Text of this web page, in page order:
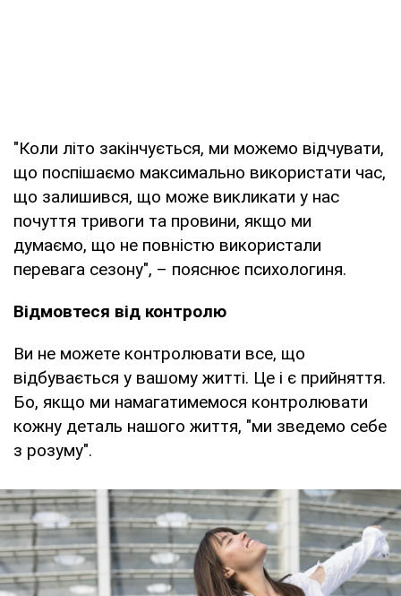
"Коли літо закінчується, ми можемо відчувати,
що поспішаємо максимально використати час,
що залишився, що може викликати у нас
почуття тривоги та провини, якщо ми
думаємо, що не повністю використали
перевага сезону", – пояснює психологиня.
Відмовтеся від контролю
Ви не можете контролювати все, що
відбувається у вашому житті. Це і є прийняття.
Бо, якщо ми намагатимемося контролювати
кожну деталь нашого життя, "ми зведемо себе
з розуму".